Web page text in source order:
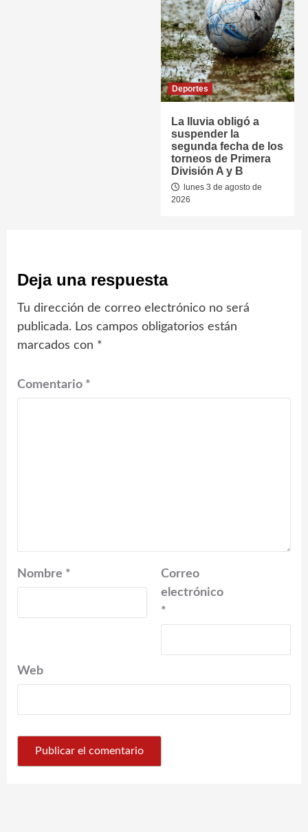
Deportes
La lluvia obligó a
suspender la
segunda fecha de los
torneos de Primera
División A y B
lunes 3 de agosto de
2026
Deja una respuesta
Tu dirección de correo electrónico no será
publicada. Los campos obligatorios están
marcados con *
Comentario *
Nombre *
Correo
electrónico
*
Web